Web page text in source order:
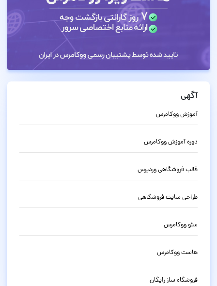
آگهی
آموزش ووکامرس
دوره آموزش ووکامرس
قالب فروشگاهی وردپرس
طراحی سایت فروشگاهی
سئو ووکامرس
هاست ووکامرس
فروشگاه ساز رایگان